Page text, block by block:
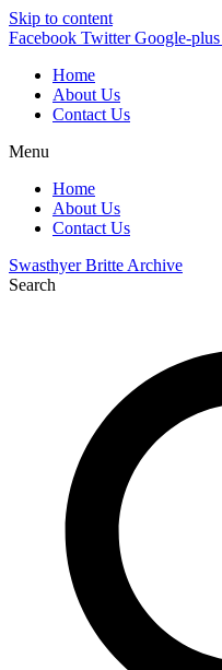
Skip to content
Facebook Twitter Google-plus
Home
About Us
Contact Us
Menu
Home
About Us
Contact Us
Swasthyer Britte Archive
Search